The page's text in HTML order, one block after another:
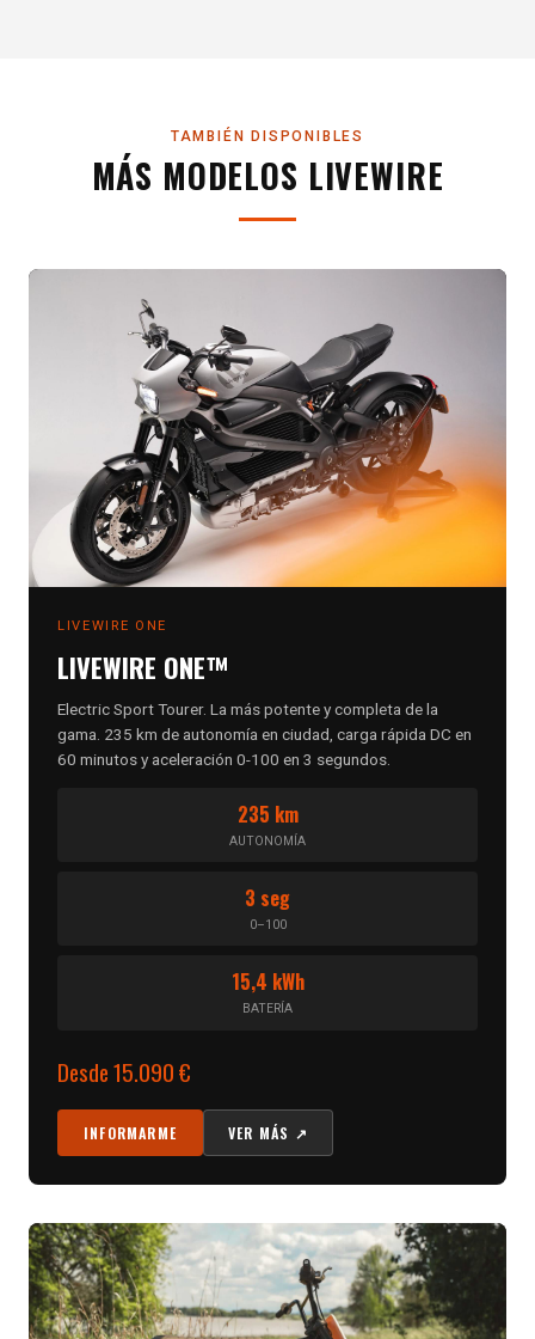
TAMBIÉN DISPONIBLES
MÁS MODELOS LIVEWIRE
LIVEWIRE ONE
LIVEWIRE ONE™
Electric Sport Tourer. La más potente y completa de la
gama. 235 km de autonomía en ciudad, carga rápida DC en
60 minutos y aceleración 0-100 en 3 segundos.
235 km
AUTONOMÍA
3 seg
0–100
15,4 kWh
BATERÍA
Desde 15.090 €
INFORMARME VER MÁS ↗